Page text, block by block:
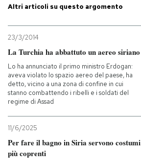
Altri articoli su questo argomento
23/3/2014
La Turchia ha abbattuto un aereo siriano
Lo ha annunciato il primo ministro Erdogan:
aveva violato lo spazio aereo del paese, ha
detto, vicino a una zona di confine in cui
stanno combattendo i ribelli e i soldati del
regime di Assad
11/6/2025
Per fare il bagno in Siria servono costumi
più coprenti